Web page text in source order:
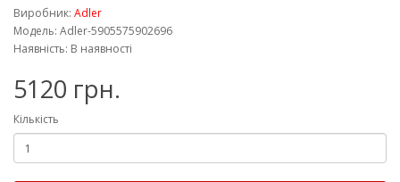
Виробник: Adler
Модель: Adler-5905575902696
Наявність: В наявності
5120 грн.
Кількість